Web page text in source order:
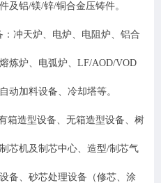
及铝/镁/锌/铜合金压铸件。
冲天炉、电炉、电阻炉、铝合
炼炉、电弧炉、LF/AOD/VOD
动加料设备、冷却塔等。
箱造型设备、无箱造型设备、树
芯机及制芯中心、造型/制芯气
备、砂芯处理设备（修芯、涂